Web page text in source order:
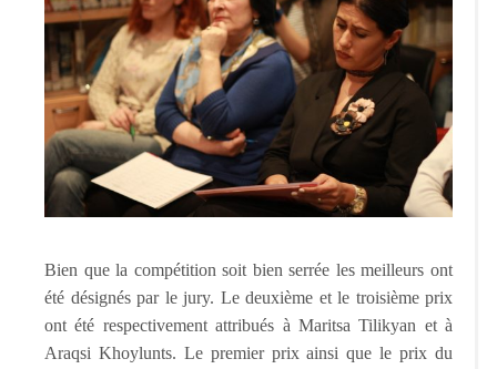
Bien que la compétition soit bien serrée les meilleurs ont
été désignés par le jury. Le deuxième et le troisième prix
ont été respectivement attribués à Maritsa Tilikyan et à
Araqsi Khoylunts. Le premier prix ainsi que le prix du